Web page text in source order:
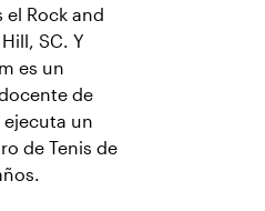
el Rock and
SC. Y
es un
de
ejecuta un
de Tenis de